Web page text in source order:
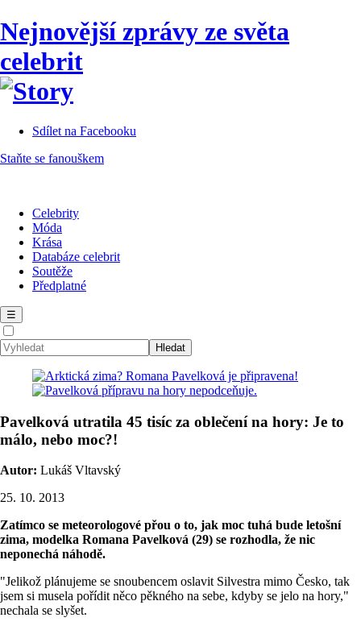
Nejnovější zprávy ze světa
celebrit
Sdílet na Facebooku
Staňte se fanouškem
Celebrity
Móda
Krása
Databáze celebrit
Soutěže
Předplatné
☰
Pavelková utratila 45 tisíc za oblečení na hory: Je to
málo, nebo moc?!
Autor: Lukáš Vltavský
25. 10. 2013
Zatímco se meteorologové přou o to, jak moc tuhá bude letošní
zima, modelka Romana Pavelková (29) se rozhodla, že nic
neponechá náhodě.
"Jelikož plánujeme se snoubencem oslavit Silvestra mimo Česko, tak
jsem si musela pořídit něco pěkného na sebe, kdyby se jelo na hory,"
nechala se slyšet.